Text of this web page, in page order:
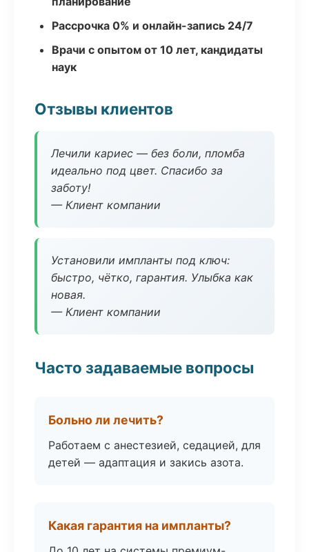
Рассрочка 0% и онлайн-запись 24/7
Врачи с опытом от 10 лет, кандидаты
наук
Отзывы клиентов
Лечили кариес — без боли, пломба
идеально под цвет. Спасибо за
заботу!
— Клиент компании
Установили импланты под ключ:
быстро, чётко, гарантия. Улыбка как
новая.
— Клиент компании
Часто задаваемые вопросы
Больно ли лечить?
Работаем с анестезией, седацией, для
детей — адаптация и закись азота.
Какая гарантия на импланты?